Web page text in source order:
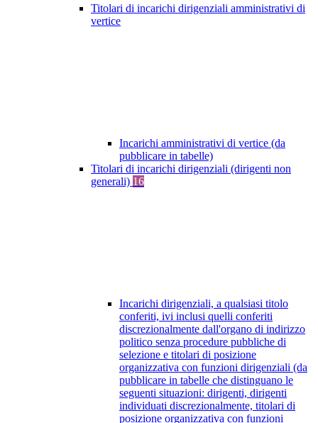
Titolari di incarichi dirigenziali amministrativi di
vertice
Incarichi amministrativi di vertice (da
pubblicare in tabelle)
Titolari di incarichi dirigenziali (dirigenti non
generali) 16
Incarichi dirigenziali, a qualsiasi titolo
conferiti, ivi inclusi quelli conferiti
discrezionalmente dall'organo di indirizzo
politico senza procedure pubbliche di
selezione e titolari di posizione
organizzativa con funzioni dirigenziali (da
pubblicare in tabelle che distinguano le
seguenti situazioni: dirigenti, dirigenti
individuati discrezionalmente, titolari di
posizione organizzativa con funzioni